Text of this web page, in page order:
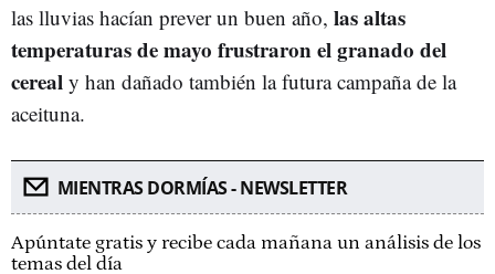
las lluvias hacían prever un buen año, las altas
temperaturas de mayo frustraron el granado del
cereal y han dañado también la futura campaña de la
aceituna.
MIENTRAS DORMÍAS - NEWSLETTER
Apúntate gratis y recibe cada mañana un análisis de los
temas del día